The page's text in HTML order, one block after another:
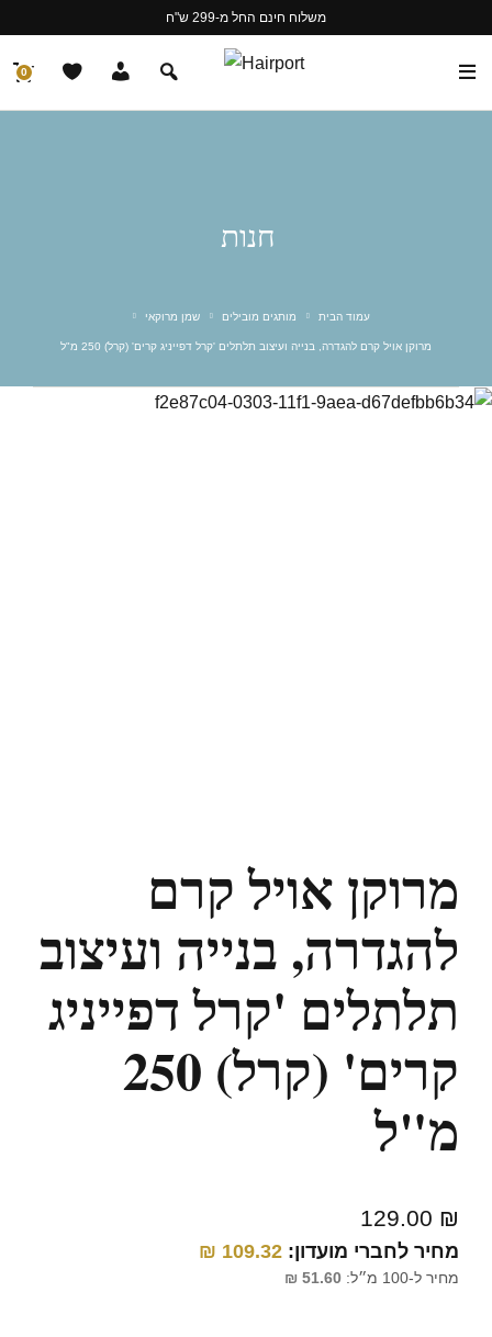
משלוח חינם החל מ-299 ש"ח
0
חנות
עמוד הבית מותגים מובילים שמן מרוקאי
מרוקן אויל קרם להגדרה, בנייה ועיצוב תלתלים 'קרל דפייניג קרים' (קרל) 250 מ"ל
מרוקן אויל קרם
להגדרה, בנייה ועיצוב
תלתלים 'קרל דפייניג
קרים' (קרל) 250
מ"ל
129.00 ₪
מחיר לחברי מועדון: 109.32
₪
מחיר ל-100 מ״ל: 51.60
₪